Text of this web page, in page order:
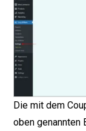
Die mit dem
oben genannten